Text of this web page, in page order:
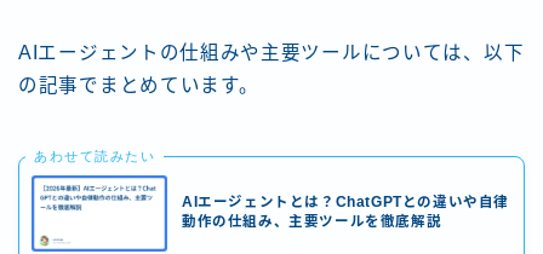
AIエージェントの仕組みや主要ツールについては、以下
の記事でまとめています。
あわせて読みたい
AIエージェントとは？ChatGPTとの違いや自律
動作の仕組み、主要ツールを徹底解説